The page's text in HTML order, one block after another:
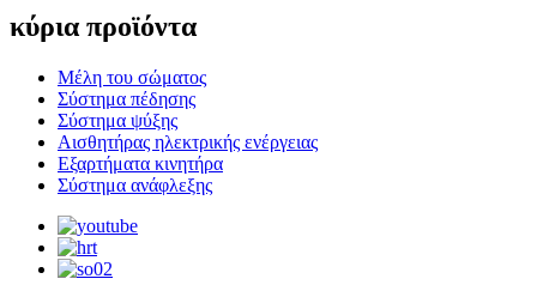
κύρια προϊόντα
Μέλη του σώματος
Σύστημα πέδησης
Σύστημα ψύξης
Αισθητήρας ηλεκτρικής ενέργειας
Εξαρτήματα κινητήρα
Σύστημα ανάφλεξης